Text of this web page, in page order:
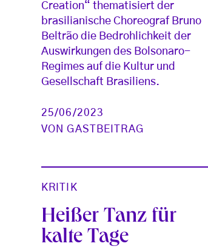
Creation“ thematisiert der
brasilianische Choreograf Bruno
Beltrão die Bedrohlichkeit der
Auswirkungen des Bolsonaro-
Regimes auf die Kultur und
Gesellschaft Brasiliens.
25/06/2023
VONGASTBEITRAG
KRITIK
Heißer Tanz für
kalte Tage